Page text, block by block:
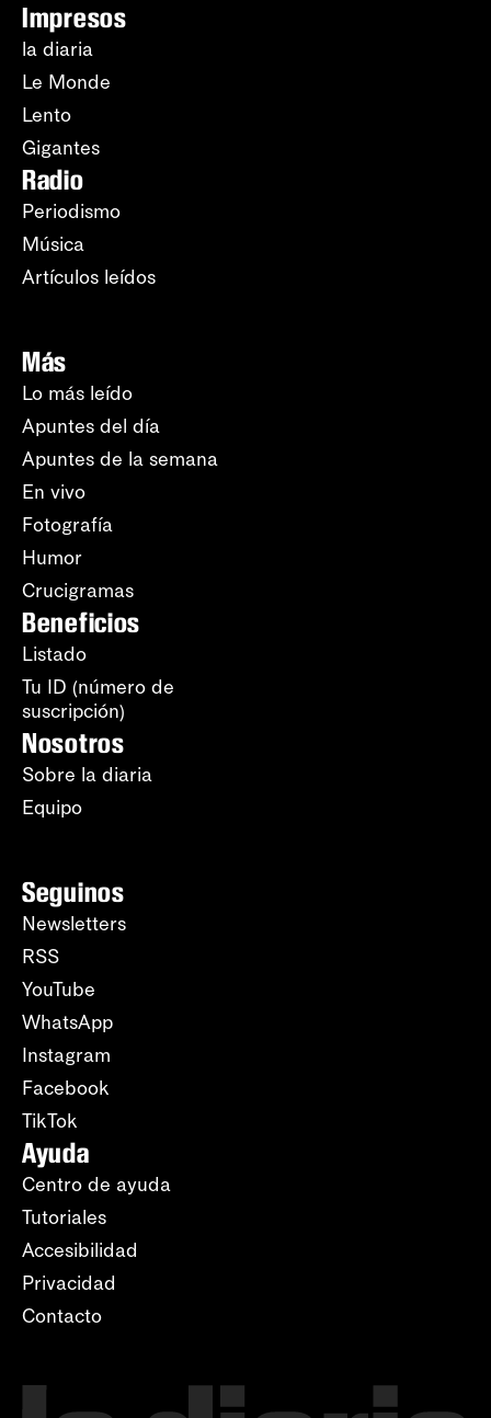
Impresos
la diaria
Le Monde
Lento
Gigantes
Radio
Periodismo
Música
Artículos leídos
Más
Lo más leído
Apuntes del día
Apuntes de la semana
En vivo
Fotografía
Humor
Crucigramas
Beneficios
Listado
Tu ID (número de
suscripción)
Nosotros
Sobre la diaria
Equipo
Seguinos
Newsletters
RSS
YouTube
WhatsApp
Instagram
Facebook
TikTok
Ayuda
Centro de ayuda
Tutoriales
Accesibilidad
Privacidad
Contacto